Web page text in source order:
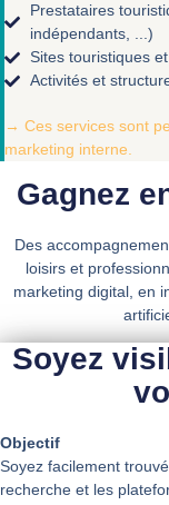
Prestataires
indépendants, ...)
Sites touristiques
Activités et
→ Ces services sont
marketing interne.
Gagnez
Des
loisirs et
marketing digital, en
Soyez
Objectif
Soyez facilement
recherche et les